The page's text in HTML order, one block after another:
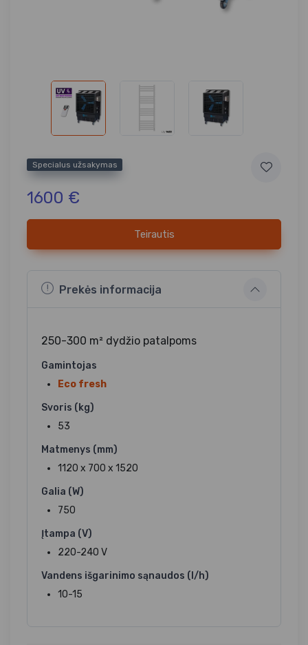
Specialus užsakymas
1600 €
Teirautis
Prekės informacija
250-300 m² dydžio patalpoms
Gamintojas
Eco fresh
Svoris (kg)
53
Matmenys (mm)
1120 x 700 x 1520
Galia (W)
750
Įtampa (V)
220-240 V
Vandens išgarinimo sąnaudos (l/h)
10-15